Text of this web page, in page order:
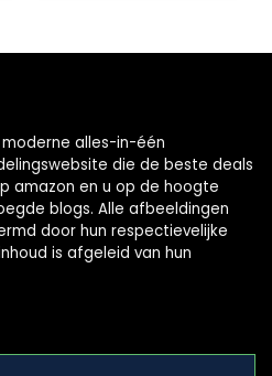
alles-in-één
die de beste deals
amazon en u op de hoogte
blogs. Alle afbeeldingen
door hun respectievelijke
is afgeleid van hun